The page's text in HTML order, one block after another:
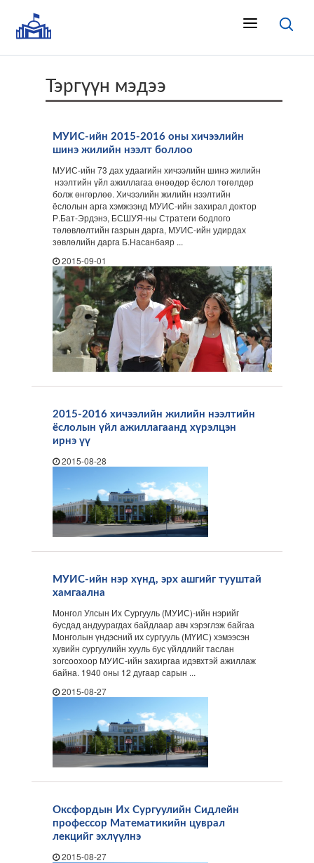
Тэргүүн мэдээ
МУИС-ийн 2015-2016 оны хичээлийн
шинэ жилийн нээлт боллоо
МУИС-ийн 73 дах удаагийн хичээлийн шинэ жилийн
нээлтийн үйл ажиллагаа өнөөдөр ёслол төгөлдөр
болж өнгөрлөө. Хичээлийн жилийн нээлтийн
ёслолын арга хэмжээнд МУИС-ийн захирал доктор
Р.Бат-Эрдэнэ, БСШУЯ-ны Стратеги бодлого
төлөвлөлтийн газрын дарга, МУИС-ийн удирдах
зөвлөлийн дарга Б.Насанбаяр ...
2015-09-01
2015-2016 хичээлийн жилийн нээлтийн
ёслолын үйл ажиллагаанд хүрэлцэн
ирнэ үү
2015-08-28
МУИС-ийн нэр хүнд, эрх ашгийг тууштай
хамгаална
Монгол Улсын Их Сургууль (МУИС)-ийн нэрийг
бусдад андуурагдах байдлаар авч хэрэглэж байгаа
Монголын үндэсний их сургууль (МҮИС) хэмээсэн
хувийн сургуулийн хууль бус үйлдлийг таслан
зогсоохоор МУИС-ийн захиргаа идэвхтэй ажиллаж
байна. 1940 оны 12 дугаар сарын ...
2015-08-27
Оксфордын Их Сургуулийн Сидлейн
профессор Математикийн цуврал
лекцийг эхлүүлнэ
2015-08-27